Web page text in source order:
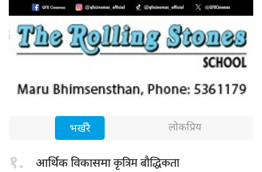
भर्खरै लोकप्रिय
१. आर्थिक विकासमाकृत्रिम बौद्धिकता